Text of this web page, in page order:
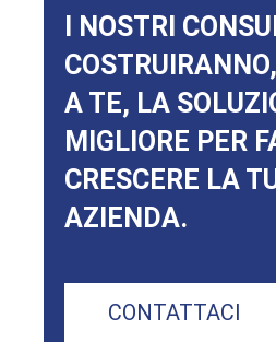
I NOSTRI
A TE, LA
MIGLIORE PER
CRESCERE LA
AZIENDA.
CONTATTACI